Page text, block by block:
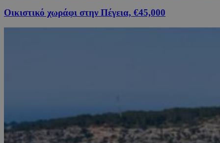
Οικιστικό χωράφι στην Πέγεια, €45,000